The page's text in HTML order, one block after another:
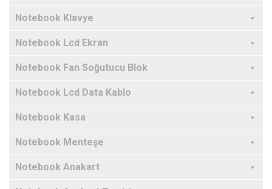
Notebook Klavye
Notebook Lcd Ekran
Notebook Fan Soğutucu Blok
Notebook Lcd Data Kablo
Notebook Kasa
Notebook Menteşe
Notebook Anakart